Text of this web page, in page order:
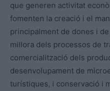
que generen activitat
fomenten la creació i el
principalment de dones i
millora dels processos de
comercialització dels
desenvolupament de
turístiques, i conservació i